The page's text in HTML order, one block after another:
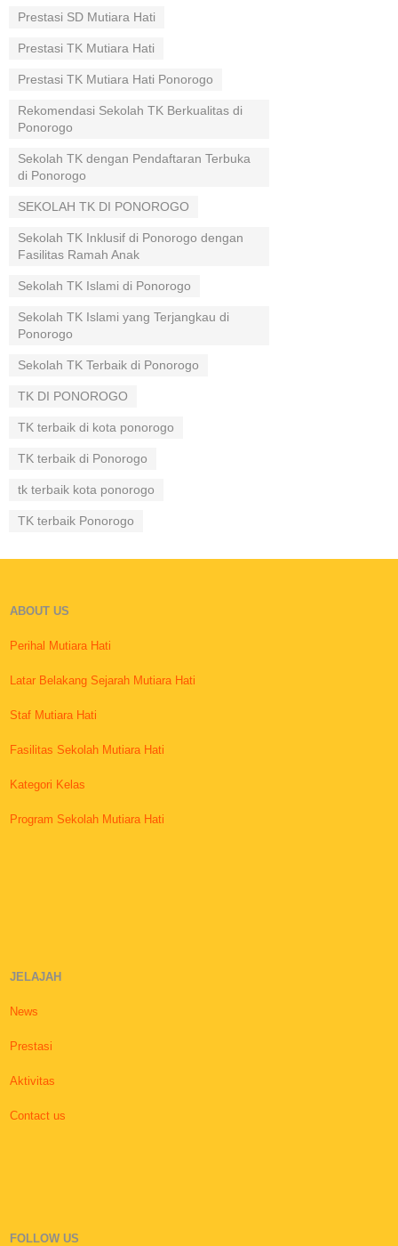
Prestasi SD Mutiara Hati
Prestasi TK Mutiara Hati
Prestasi TK Mutiara Hati Ponorogo
Rekomendasi Sekolah TK Berkualitas di
Ponorogo
Sekolah TK dengan Pendaftaran Terbuka
di Ponorogo
SEKOLAH TK DI PONOROGO
Sekolah TK Inklusif di Ponorogo dengan
Fasilitas Ramah Anak
Sekolah TK Islami di Ponorogo
Sekolah TK Islami yang Terjangkau di
Ponorogo
Sekolah TK Terbaik di Ponorogo
TK DI PONOROGO
TK terbaik di kota ponorogo
TK terbaik di Ponorogo
tk terbaik kota ponorogo
TK terbaik Ponorogo
ABOUT US
Perihal Mutiara Hati
Latar Belakang Sejarah Mutiara Hati
Staf Mutiara Hati
Fasilitas Sekolah Mutiara Hati
Kategori Kelas
Program Sekolah Mutiara Hati
JELAJAH
News
Prestasi
Aktivitas
Contact us
FOLLOW US